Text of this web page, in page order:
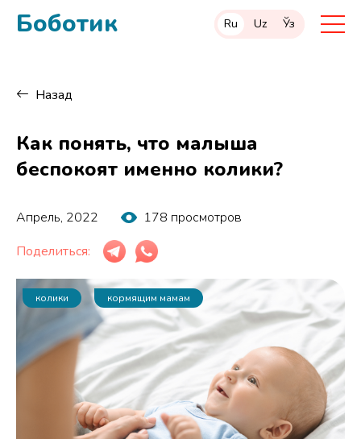
Боботик Ru Uz Ўз
Назад
Как понять, что малыша
беспокоят именно колики?
Апрель, 2022
178 просмотров
Поделиться:
колики кормящим мамам